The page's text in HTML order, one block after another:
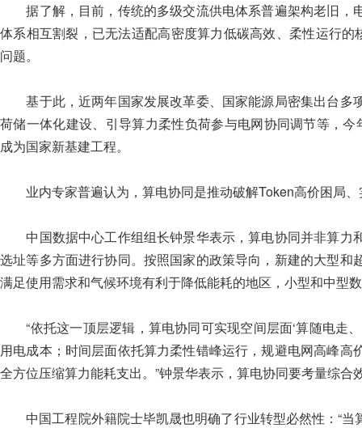
据了解，目前，传统的多级交流供电体系普遍架构老旧，
体系相互割裂，已无法适配高密度算力低碳高效、柔性运行
问题。
基于此，近两年国家发展改革委、国家能源局密集出台多
荷储一体化建设、引导算力柔性负荷参与电网协同调节等，
成为国家新基建工程。
业内专家普遍认为，算电协同是推动破解Token高价困局、
中国数据中心工作组组长钟景华表示，算电协同并非算力
选址等多方面进行协同。按照国家的政策导向，新建的大型
满足使用需求和气候环境有利于降低能耗的地区，小型和中型
“依托这一顶层逻辑，算电协同可实现空间层面‘算随电走
用电成本；时间层面依托算力柔性错峰运行，规避电网高峰
全方位压缩算力能耗支出。”钟景华表示，算电协同要考量综
中国工程院外籍院士毕凯晟也明确了行业转型必然性：“当